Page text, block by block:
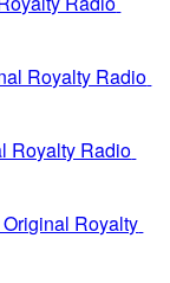
Royalty Radio
Royalty Radio
Royalty